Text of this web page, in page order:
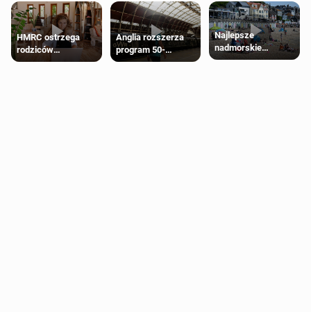
HMRC ostrzega
rodziców
pobierających Child
Anglia rozszerza
program 50-
procentowych
Najlepsze
nadmorskie
miasteczko blisko